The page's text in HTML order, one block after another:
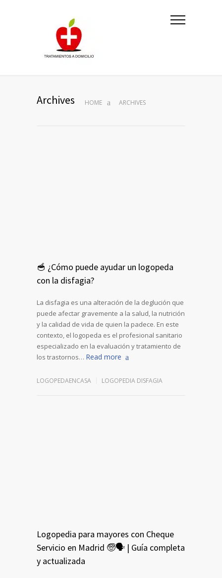
Archives HOME ARCHIVES
🥣 ¿Cómo puede ayudar un logopeda
con la disfagia?
La disfagia es una alteración de la deglución que
puede afectar gravemente a la salud, la nutrición
y la calidad de vida de quien la padece. En este
contexto, el logopeda es el profesional sanitario
especializado en la evaluación y tratamiento de
los trastornos… Read more
LOGOPEDAENCASA LOGOPEDIA DISFAGIA
Logopedia para mayores con Cheque
Servicio en Madrid 🧓🗣️ | Guía completa
y actualizada